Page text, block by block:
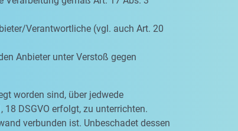
Verantwortliche (vgl. auch Art. 20
Anbieter unter Verstoß gegen
worden sind, über jedwede
DSGVO erfolgt, zu unterrichten.
verbunden ist. Unbeschadet dessen